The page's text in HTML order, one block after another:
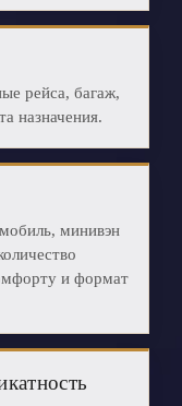
рейса, багаж,
назначения.
минивэн
и формат